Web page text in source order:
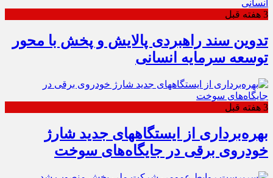
3 هفته قبل
تدوین سند راهبردی پالایش و پخش با محور
توسعه سرمایه انسانی
3 هفته قبل
بهره‌برداری از ایستگاههای جدید شارژ
خودروی برقی در جایگاه‌های سوخت